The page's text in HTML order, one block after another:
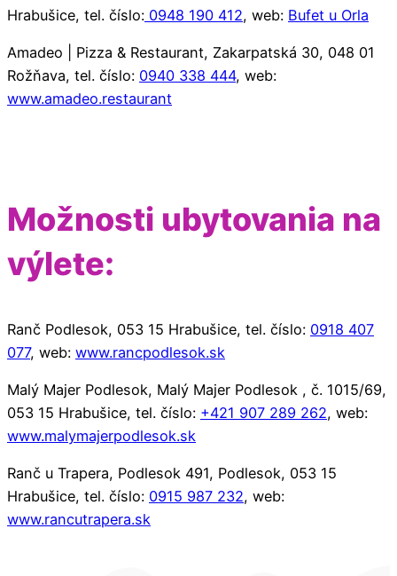
Hrabušice, tel. číslo: 0948 190 412, web: Bufet u Orla
Amadeo | Pizza & Restaurant, Zakarpatská 30, 048 01
Rožňava, tel. číslo: 0940 338 444, web:
www.amadeo.restaurant
Možnosti ubytovania na
výlete:
Ranč Podlesok, 053 15 Hrabušice, tel. číslo: 0918 407
077, web: www.rancpodlesok.sk
Malý Majer Podlesok, Malý Majer Podlesok , č. 1015/69,
053 15 Hrabušice, tel. číslo: +421 907 289 262, web:
www.malymajerpodlesok.sk
Ranč u Trapera, Podlesok 491, Podlesok, 053 15
Hrabušice, tel. číslo: 0915 987 232, web:
www.rancutrapera.sk